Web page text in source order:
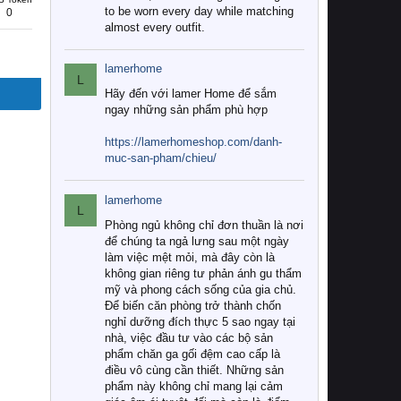
0
to be worn every day while matching
almost every outfit.
L
lamerhome
Hãy đến với lamer Home để sắm
ngay những sản phẩm phù hợp
https://lamerhomeshop.com/danh-
muc-san-pham/chieu/
L
lamerhome
Phòng ngủ không chỉ đơn thuần là nơi
để chúng ta ngả lưng sau một ngày
làm việc mệt mỏi, mà đây còn là
không gian riêng tư phản ánh gu thẩm
mỹ và phong cách sống của gia chủ.
Để biến căn phòng trở thành chốn
nghỉ dưỡng đích thực 5 sao ngay tại
nhà, việc đầu tư vào các bộ sản
phẩm chăn ga gối đệm cao cấp là
điều vô cùng cần thiết. Những sản
phẩm này không chỉ mang lại cảm